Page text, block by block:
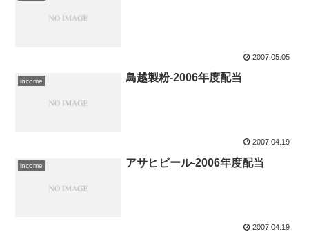
2007.05.05
income 鳥越製粉-2006年度配当
2007.04.19
income アサヒビール-2006年度配当
2007.04.19